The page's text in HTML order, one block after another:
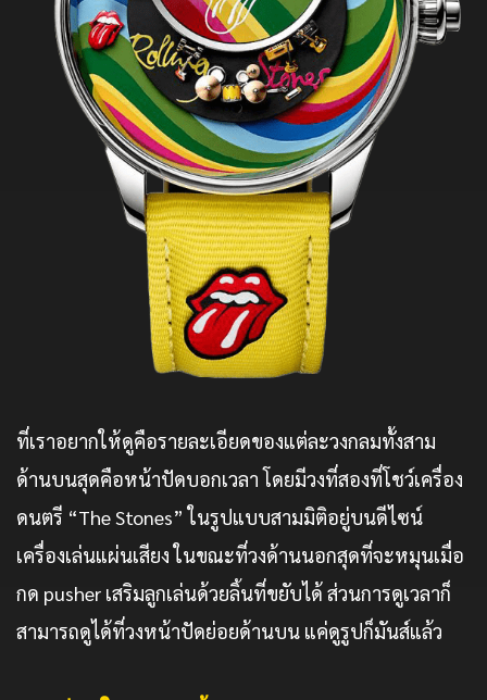
ที่เราอยากให้ดูคือรายละเอียดของแต่ละวงกลมทั้งสาม
ด้านบนสุดคือหน้าปัดบอกเวลา โดยมีวงที่สองที่โชว์เครื่อง
ดนตรี “The Stones” ในรูปแบบสามมิติอยู่บนดีไซน์
เครื่องเล่นแผ่นเสียง ในขณะที่วงด้านนอกสุดที่จะหมุนเมื่อ
กด pusher เสริมลูกเล่นด้วยลิ้นที่ขยับได้ ส่วนการดูเวลาก็
สามารถดูได้ที่วงหน้าปัดย่อยด้านบน แค่ดูรูปก็มันส์แล้ว